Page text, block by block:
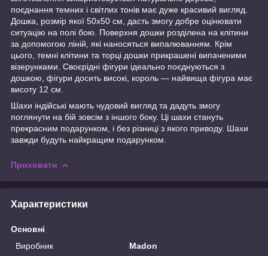
поєднання темних і світлих тонів має дуже красивий вигляд.
Дошка, розмір якої 50х50 см, дасть змогу добре оцінювати
ситуацію на полі бою. Поверхня дошки розділена на клітини
за допомогою ліній, які наносяться випалюванням. Крім
цього, темні клітини та торці дошки прикрашені випаченими
візерунками. Своєрідні фігури ідеально поєднуються з
дошкою, фігури досить високі, король — найвища фігура має
висоту 12 см.
Шахи індійські мають чудовий вигляд та дадуть змогу
поглянути на бій зовсім з іншого боку. Ці шахи стануть
прекрасним подарунком, і без різниці з якого приводу. Шахи
завжди будуть найкращим подарунком.
Приховати
Характеристики
Основні
Виробник
Madon